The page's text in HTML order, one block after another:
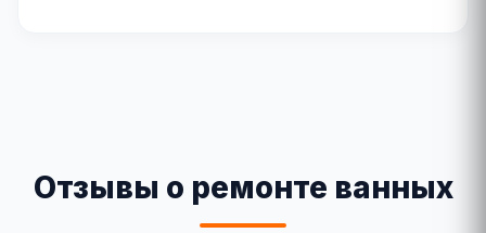
Отзывы о ремонте ванных